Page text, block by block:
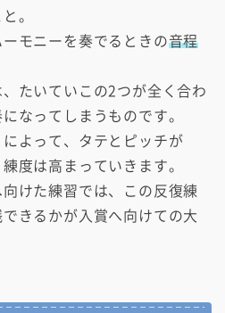
。
ーモニーを奏でるときの音程
たいていこの2つが全く合わ
なってしまうものです。
よって、タテとピッチが
度は高まっていきます。
けた練習では、この反復練
きるかが入賞へ向けての大